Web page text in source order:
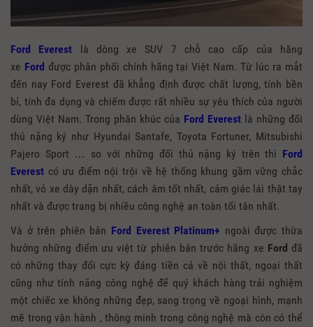
Ford Everest là dòng xe SUV 7 chỗ cao cấp của hãng
xe Ford được phân phối chính hãng tại Việt Nam. Từ lúc ra mắt
đến nay Ford Everest đã khẳng định được chất lượng, tính bền
bỉ, tính đa dụng và chiếm được rất nhiều sự yêu thích của người
dùng Việt Nam. Trong phân khúc của Ford Everest là những đối
thủ nặng ký như Hyundai Santafe, Toyota Fortuner, Mitsubishi
Pajero Sport … so với những đối thủ nặng ký trên thì Ford
Everest có ưu điểm nội trội về hệ thống khung gầm vững chắc
nhất, vỏ xe dày dặn nhất, cách âm tốt nhất, cảm giác lái thật tay
nhất và được trang bị nhiều công nghệ an toàn tối tân nhất.
Và ở trên phiên bản Ford Everest Platinum+ ngoài được thừa
hưởng những điểm ưu việt từ phiên bản trước hãng xe Ford đã
có những thay đổi cực kỳ đáng tiền cả về nội thất, ngoại thất
cũng như tính năng công nghệ để quý khách hàng trải nghiệm
một chiếc xe không những đẹp, sang trọng về ngoại hình, mạnh
mẽ trong vận hành , thông minh trong công nghệ mà còn có thể